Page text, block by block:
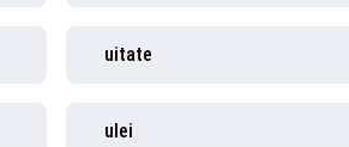
uitate
ulei